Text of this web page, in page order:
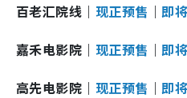
百老汇院线｜ 现正预售 ｜ 即
嘉禾电影院｜ 现正预售 ｜ 即
高先电影院｜ 现正预售 ｜ 即